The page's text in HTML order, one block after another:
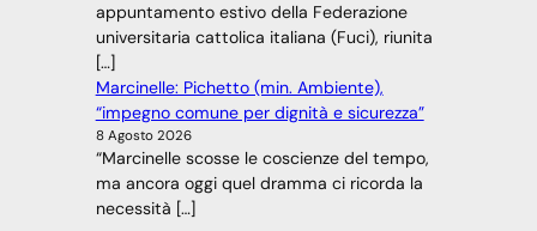
appuntamento estivo della Federazione
universitaria cattolica italiana (Fuci), riunita
[…]
Marcinelle: Pichetto (min. Ambiente),
“impegno comune per dignità e sicurezza”
8 Agosto 2026
“Marcinelle scosse le coscienze del tempo,
ma ancora oggi quel dramma ci ricorda la
necessità […]